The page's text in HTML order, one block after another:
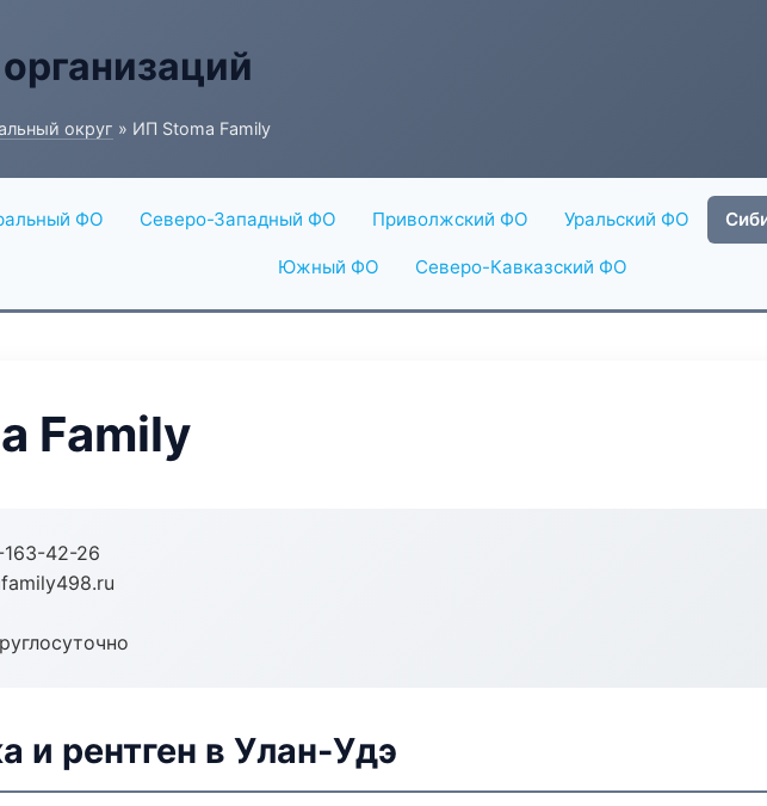
округ » ИП Stoma Family
ФО Северо-Западный ФО Приволжский ФО Уральский ФО
Южный ФО Северо-Кавказский ФО
Family
42-26
и рентген в Улан-Удэ